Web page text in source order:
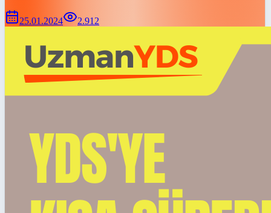
25.01.2024 2.912